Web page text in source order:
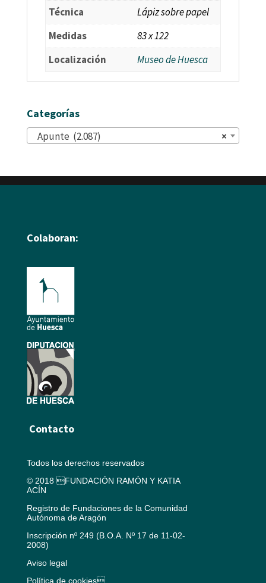
Técnica
Lápiz sobre papel
Medidas
83 x 122
Localización
Museo de Huesca
Categorías
×
Apunte (2.087)
Colaboran:
Contacto
Todos los derechos reservados
© 2018 FUNDACIÓN RAMÓN Y KATIA
ACÍN
Registro de Fundaciones de la Comunidad
Autónoma de Aragón
Inscripción nº 249 (B.O.A. Nº 17 de 11-02-
2008)
Aviso legal
Política de cookies